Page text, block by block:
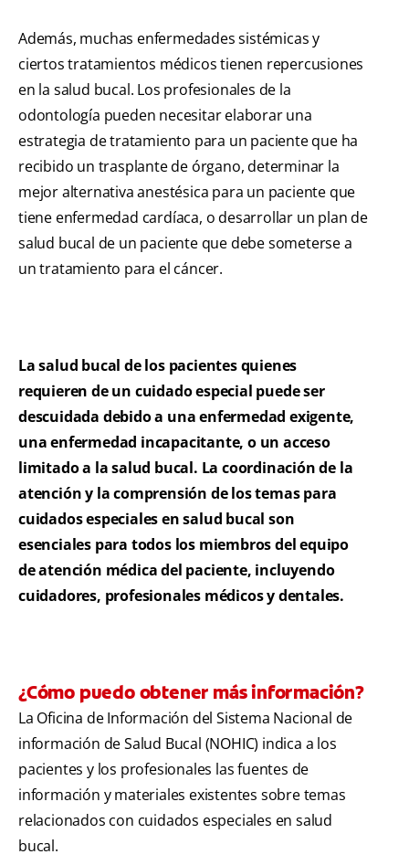
Además, muchas enfermedades sistémicas y
ciertos tratamientos médicos tienen repercusiones
en la salud bucal. Los profesionales de la
odontología pueden necesitar elaborar una
estrategia de tratamiento para un paciente que ha
recibido un trasplante de órgano, determinar la
mejor alternativa anestésica para un paciente que
tiene enfermedad cardíaca, o desarrollar un plan de
salud bucal de un paciente que debe someterse a
un tratamiento para el cáncer.
La salud bucal de los pacientes quienes
requieren de un cuidado especial puede ser
descuidada debido a una enfermedad exigente,
una enfermedad incapacitante, o un acceso
limitado a la salud bucal. La coordinación de la
atención y la comprensión de los temas para
cuidados especiales en salud bucal son
esenciales para todos los miembros del equipo
de atención médica del paciente, incluyendo
cuidadores, profesionales médicos y dentales.
¿Cómo puedo obtener más información?
La Oficina de Información del Sistema Nacional de
información de Salud Bucal (NOHIC) indica a los
pacientes y los profesionales las fuentes de
información y materiales existentes sobre temas
relacionados con cuidados especiales en salud
bucal.